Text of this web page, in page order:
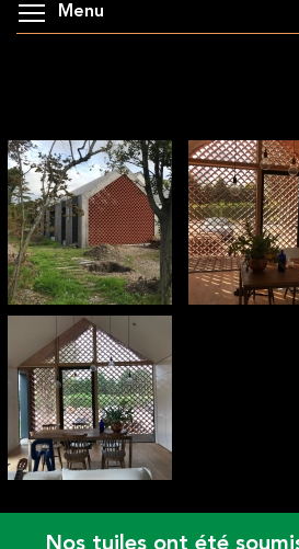
Menu
Nos tuiles ont été